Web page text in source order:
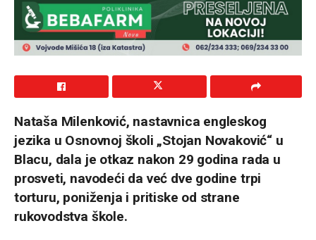
Nataša Milenković, nastavnica engleskog
jezika u Osnovnoj školi „Stojan Novaković“ u
Blacu, dala je otkaz nakon 29 godina rada u
prosveti, navodeći da već dve godine trpi
torturu, poniženja i pritiske od strane
rukovodstva škole.